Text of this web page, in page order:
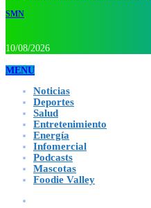
SMN
10/08/2026
MENU
Noticias
Deportes
Salud
Entretenimiento
Energía
Infomercial
Podcasts
Mascotas
Foodie Valley